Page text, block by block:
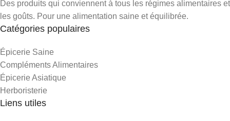
Des produits qui conviennent à tous les régimes alimentaires et
les goûts. Pour une alimentation saine et équilibrée.
Catégories populaires
Épicerie Saine
Compléments Alimentaires
Épicerie Asiatique
Herboristerie
Liens utiles